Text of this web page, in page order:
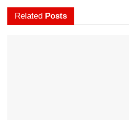
Related Posts